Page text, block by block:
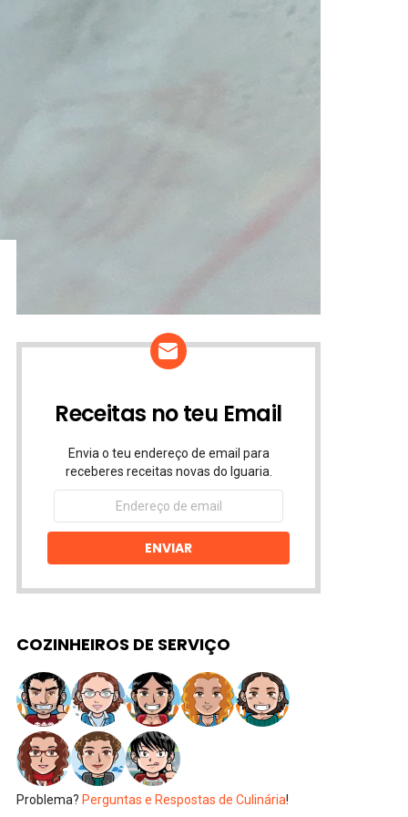
Receitas no teu Email
Envia o teu endereço de email para
receberes receitas novas do Iguaria.
Endereço
email
ENVIAR
COZINHEIROS DE SERVIÇO
Problema? Perguntas e Respostas de Culinária!